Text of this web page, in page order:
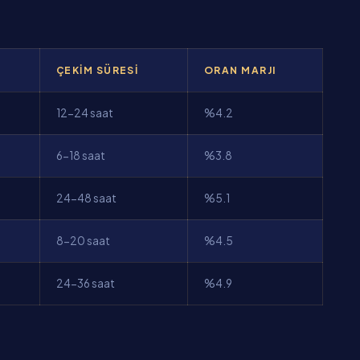
ÇEKIM SÜRESI ORAN MARJI
12-24 saat %4.2
6-18 saat %3.8
24-48 saat %5.1
8-20 saat %4.5
24-36 saat %4.9